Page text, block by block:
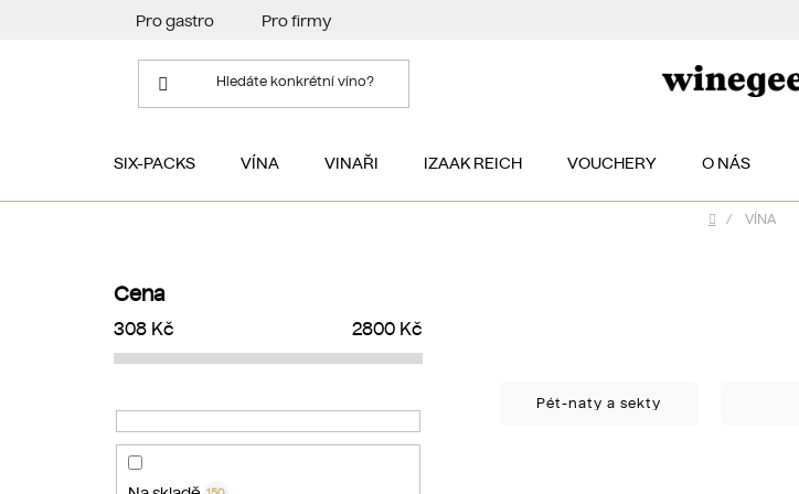
Pro gastro Pro firmy
SIX-PACKS VÍNA VINAŘI IZAAK REICH VOUCHERY O NÁS
Domů
/ VÍNA
Cena
308 Kč 2800 Kč
Pét-naty a sekty